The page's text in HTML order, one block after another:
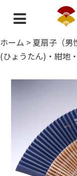
ホーム
ホーム > 夏扇子（男
(ひょうたん)・紺地